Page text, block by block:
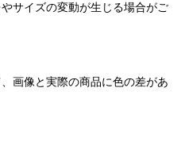
サイズの変動が生じる場合がご
画像と実際の商品に色の差があ